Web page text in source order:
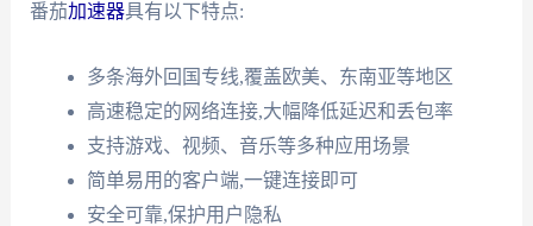
番茄加速器具有以下特点:
多条海外回国专线,覆盖欧美、东南亚等地区
高速稳定的网络连接,大幅降低延迟和丢包率
支持游戏、视频、音乐等多种应用场景
简单易用的客户端,一键连接即可
安全可靠,保护用户隐私